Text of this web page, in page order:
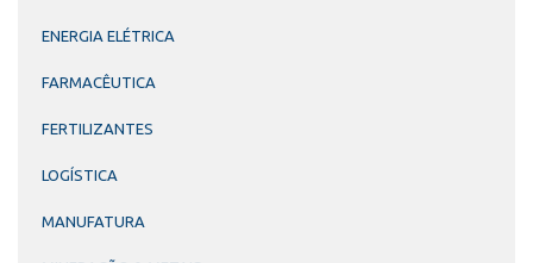
ENERGIA ELÉTRICA
FARMACÊUTICA
FERTILIZANTES
LOGÍSTICA
MANUFATURA